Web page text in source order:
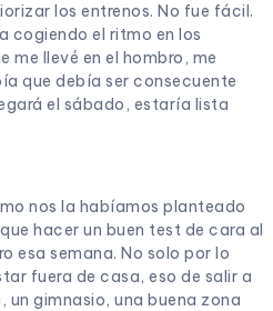
los entrenos. No fue fácil.
cogiendo el ritmo en los
me llevé en el hombro, me
que debía ser consecuente
el sábado, estaría lista
nos la habíamos planteado
hacer un buen test de cara al
esa semana. No solo por lo
fuera de casa, eso de salir a
gimnasio, una buena zona